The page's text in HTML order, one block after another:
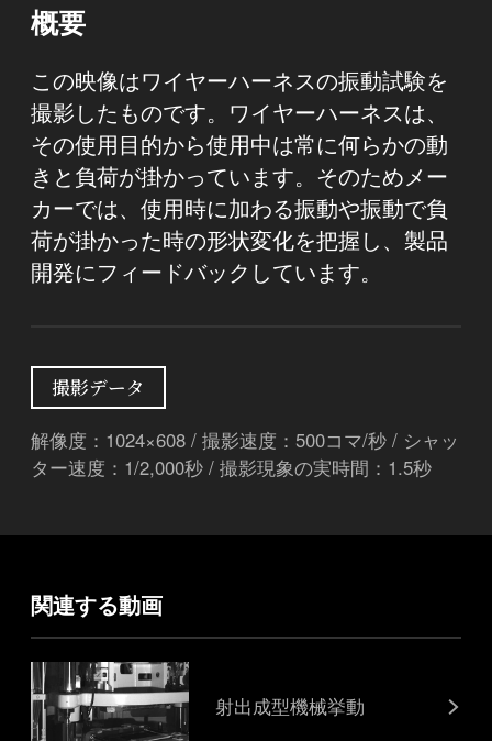
概要
この映像はワイヤーハーネスの振動試験を
撮影したものです。ワイヤーハーネスは、
その使用目的から使用中は常に何らかの動
きと負荷が掛かっています。そのためメー
カーでは、使用時に加わる振動や振動で負
荷が掛かった時の形状変化を把握し、製品
開発にフィードバックしています。
撮影データ
解像度：1024×608 / 撮影速度：500コマ/秒 / シャッ
ター速度：1/2,000秒 / 撮影現象の実時間：1.5秒
関連する動画
射出成型機械挙動